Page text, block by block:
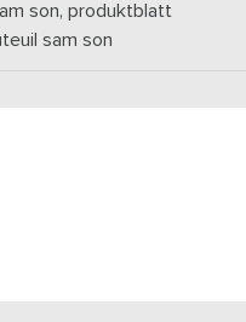
son, produktblatt
sam son